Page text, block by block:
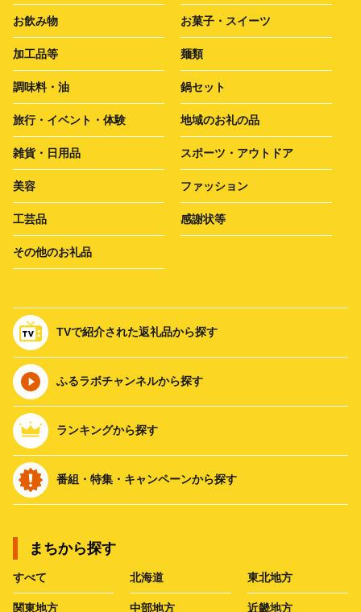
お飲み物 お菓子・スイーツ
加工品等 麺類
調味料・油 鍋セット
旅行・イベント・体験 地域のお礼の品
雑貨・日用品 スポーツ・アウトドア
美容 ファッション
工芸品 感謝状等
その他のお礼品
TVで紹介された返礼品から探す
ふるラボチャンネルから探す
ランキングから探す
番組・特集・キャンペーンから探す
まちから探す
すべて 北海道 東北地方
関東地方 中部地方 近畿地方